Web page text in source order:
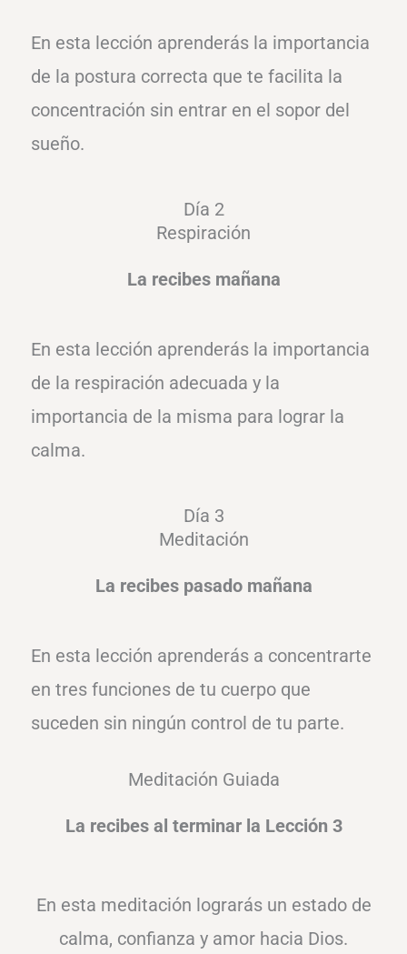
En esta lección aprenderás la importancia
de la postura correcta que te facilita la
concentración sin entrar en el sopor del
sueño.
Día 2
Respiración
La recibes mañana
En esta lección aprenderás la importancia
de la respiración adecuada y la
importancia de la misma para lograr la
calma.
Día 3
Meditación
La recibes pasado mañana
En esta lección aprenderás a concentrarte
en tres funciones de tu cuerpo que
suceden sin ningún control de tu parte.
Meditación Guiada
La recibes al terminar la Lección 3
En esta meditación lograrás un estado de
calma, confianza y amor hacia Dios.